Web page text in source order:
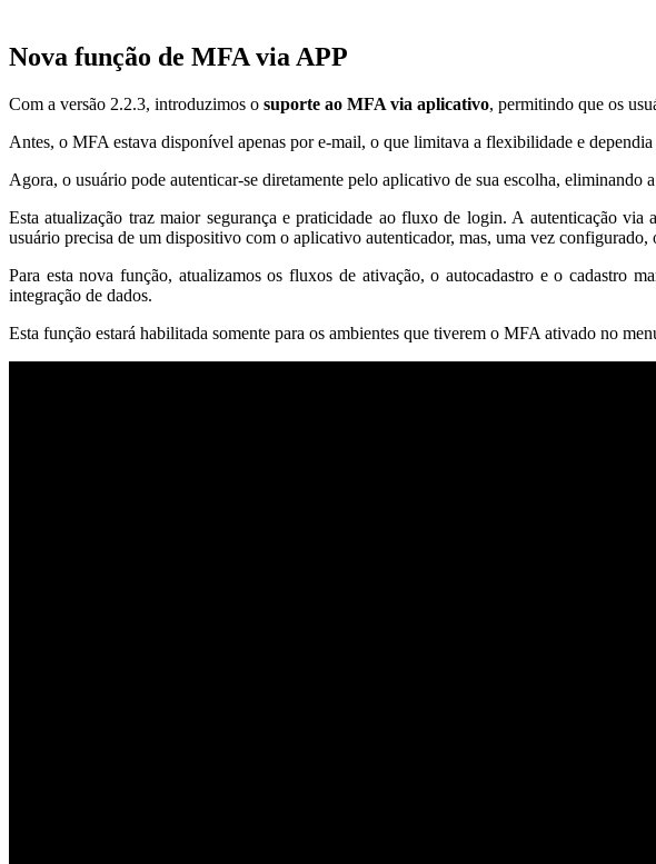
Nova função de MFA via APP
Com a versão 2.2.3, introduzimos o suporte ao MFA via aplicativo, permitindo que os
Antes, o MFA estava disponível apenas por e-mail, o que limitava a flexibilidade e
Agora, o usuário pode autenticar-se diretamente pelo aplicativo de sua escolha, eliminando
Esta atualização traz maior segurança e praticidade ao fluxo de login. A autenticação
usuário precisa de um dispositivo com o aplicativo autenticador, mas, uma vez
Para esta nova função, atualizamos os fluxos de ativação, o autocadastro e o cadastro
integração de dados.
Esta função estará habilitada somente para os ambientes que tiverem o MFA ativado no